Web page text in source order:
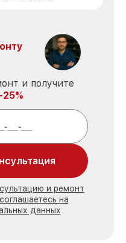
и получите
и ремонт
на
данных